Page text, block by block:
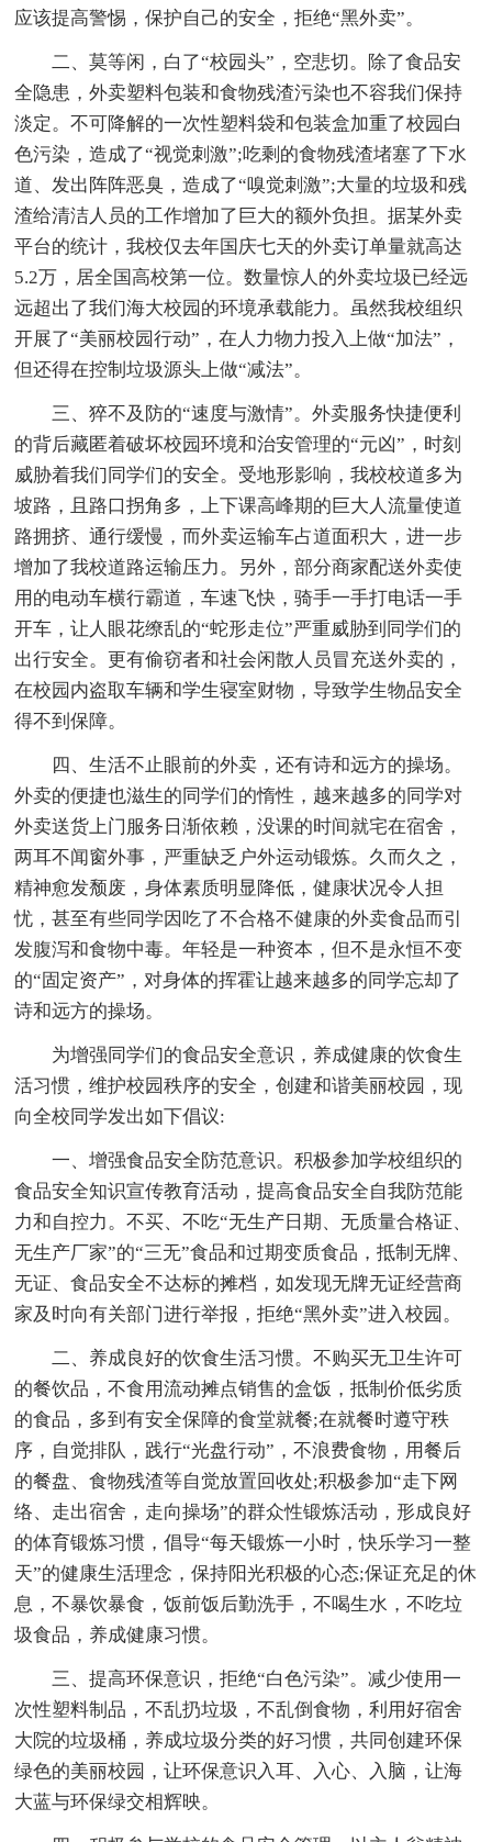
应该提高警惕，保护自己的安全，拒绝“黑外卖”。
二、莫等闲，白了“校园头”，空悲切。除了食品安
全隐患，外卖塑料包装和食物残渣污染也不容我们保持
淡定。不可降解的一次性塑料袋和包装盒加重了校园白
色污染，造成了“视觉刺激”;吃剩的食物残渣堵塞了下水
道、发出阵阵恶臭，造成了“嗅觉刺激”;大量的垃圾和残
渣给清洁人员的工作增加了巨大的额外负担。据某外卖
平台的统计，我校仅去年国庆七天的外卖订单量就高达
5.2万，居全国高校第一位。数量惊人的外卖垃圾已经远
远超出了我们海大校园的环境承载能力。虽然我校组织
开展了“美丽校园行动”，在人力物力投入上做“加法”，
但还得在控制垃圾源头上做“减法”。
三、猝不及防的“速度与激情”。外卖服务快捷便利
的背后藏匿着破坏校园环境和治安管理的“元凶”，时刻
威胁着我们同学们的安全。受地形影响，我校校道多为
坡路，且路口拐角多，上下课高峰期的巨大人流量使道
路拥挤、通行缓慢，而外卖运输车占道面积大，进一步
增加了我校道路运输压力。另外，部分商家配送外卖使
用的电动车横行霸道，车速飞快，骑手一手打电话一手
开车，让人眼花缭乱的“蛇形走位”严重威胁到同学们的
出行安全。更有偷窃者和社会闲散人员冒充送外卖的，
在校园内盗取车辆和学生寝室财物，导致学生物品安全
得不到保障。
四、生活不止眼前的外卖，还有诗和远方的操场。
外卖的便捷也滋生的同学们的惰性，越来越多的同学对
外卖送货上门服务日渐依赖，没课的时间就宅在宿舍，
两耳不闻窗外事，严重缺乏户外运动锻炼。久而久之，
精神愈发颓废，身体素质明显降低，健康状况令人担
忧，甚至有些同学因吃了不合格不健康的外卖食品而引
发腹泻和食物中毒。年轻是一种资本，但不是永恒不变
的“固定资产”，对身体的挥霍让越来越多的同学忘却了
诗和远方的操场。
为增强同学们的食品安全意识，养成健康的饮食生
活习惯，维护校园秩序的安全，创建和谐美丽校园，现
向全校同学发出如下倡议:
一、增强食品安全防范意识。积极参加学校组织的
食品安全知识宣传教育活动，提高食品安全自我防范能
力和自控力。不买、不吃“无生产日期、无质量合格证、
无生产厂家”的“三无”食品和过期变质食品，抵制无牌、
无证、食品安全不达标的摊档，如发现无牌无证经营商
家及时向有关部门进行举报，拒绝“黑外卖”进入校园。
二、养成良好的饮食生活习惯。不购买无卫生许可
的餐饮品，不食用流动摊点销售的盒饭，抵制价低劣质
的食品，多到有安全保障的食堂就餐;在就餐时遵守秩
序，自觉排队，践行“光盘行动”，不浪费食物，用餐后
的餐盘、食物残渣等自觉放置回收处;积极参加“走下网
络、走出宿舍，走向操场”的群众性锻炼活动，形成良好
的体育锻炼习惯，倡导“每天锻炼一小时，快乐学习一整
天”的健康生活理念，保持阳光积极的心态;保证充足的休
息，不暴饮暴食，饭前饭后勤洗手，不喝生水，不吃垃
圾食品，养成健康习惯。
三、提高环保意识，拒绝“白色污染”。减少使用一
次性塑料制品，不乱扔垃圾，不乱倒食物，利用好宿舍
大院的垃圾桶，养成垃圾分类的好习惯，共同创建环保
绿色的美丽校园，让环保意识入耳、入心、入脑，让海
大蓝与环保绿交相辉映。